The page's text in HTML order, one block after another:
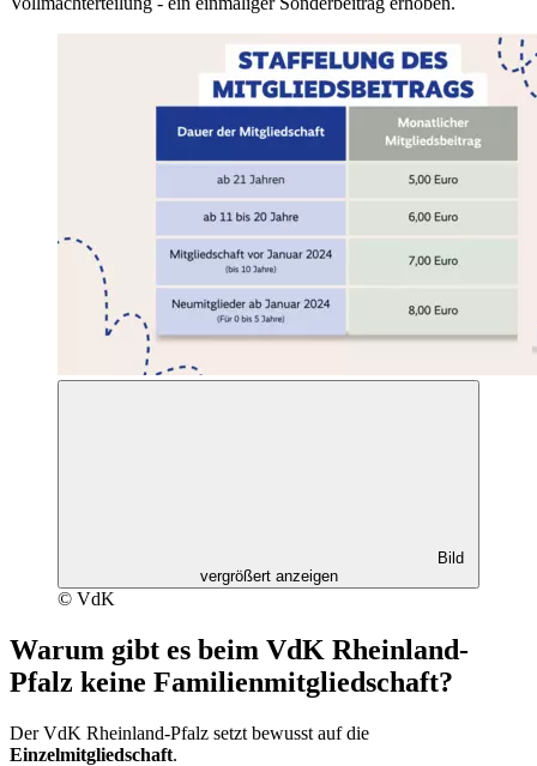
Bild
vergrößert anzeigen
© VdK
Warum gibt es beim VdK Rheinland-
Pfalz keine Familienmitgliedschaft?
Der VdK Rheinland-Pfalz setzt bewusst auf die
Einzelmitgliedschaft.